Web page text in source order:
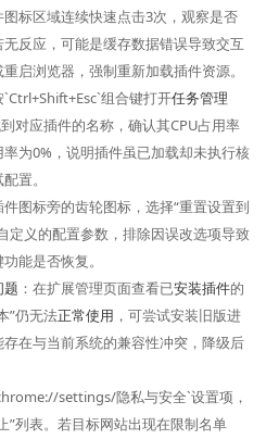
标区域连续快速点击3次，观察是否
反应，可能是缓存数据错误导致交互
启浏览器，强制重新加载插件资源。
组合键打开任务管理
对应插件的名称，确认其CPU占用率
为0%，说明插件虽已加载却未执行核
置。
图标旁的齿轮图标，选择“重置设置到
定义的配置参数，排除因误改选项导致
能是否恢复。
题 ：在扩展管理页面查看已安装插件的
”仍无法正常使用 ，可尝试安装旧版进
在与当前系统的兼容性冲突，降级后
settings/隐私与安全`设置项，
”列表。若目标网站出现在限制名单